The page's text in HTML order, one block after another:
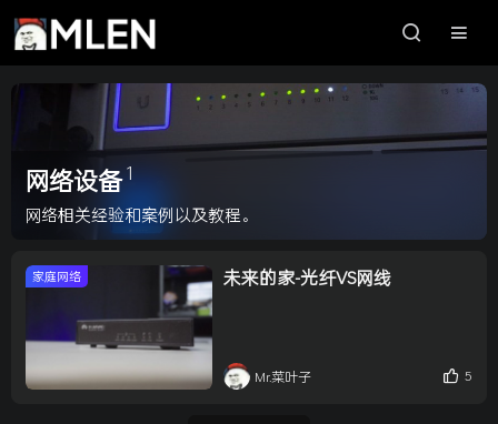
网络设备1
网络相关经验和案例以及教程。
家庭网络 未来的家-光纤VS网线
Mr.菜叶子 5